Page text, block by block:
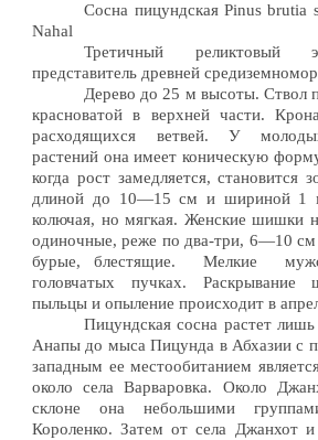
Сосна пицундская Pinus brutia
Nahal
Третичный реликтовый
представитель древней
Дерево до 25 м высоты. Ствол
красноватой в верхней части.
расходящихся ветвей. У
растений она имеет коническую
когда рост замедляется, становится
длиной до 10—15 см и шириной 1
колючая, но мягкая. Женские шишки
одиночные, реже по два-три, 6—10 см
бурые, блестящие. Мелкие
головчатых пучках. Раскрывание
пыльцы и опыление происходит в
Пицундская сосна растет
Анапы до мыса Пицунда в Абхазии с
западным ее местообитанием
около села Варваровка. Около
склоне она небольшими
Короленко. Затем от села Джанхот и